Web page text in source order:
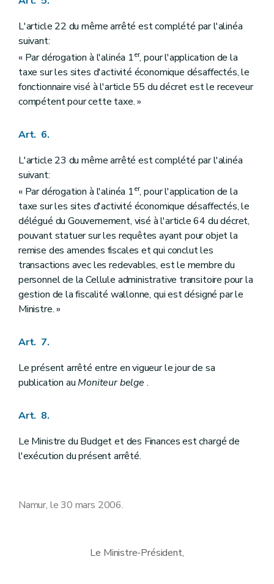
L'article 22 du même arrêté est complété par l'alinéa
suivant:
« Par dérogation à l'alinéa 1er, pour l'application de la
taxe sur les sites d'activité économique désaffectés, le
fonctionnaire visé à l'article 55 du décret est le receveur
compétent pour cette taxe. »
Art. 6.
L'article 23 du même arrêté est complété par l'alinéa
suivant:
« Par dérogation à l'alinéa 1er, pour l'application de la
taxe sur les sites d'activité économique désaffectés, le
délégué du Gouvernement, visé à l'article 64 du décret,
pouvant statuer sur les requêtes ayant pour objet la
remise des amendes fiscales et qui conclut les
transactions avec les redevables, est le membre du
personnel de la Cellule administrative transitoire pour la
gestion de la fiscalité wallonne, qui est désigné par le
Ministre. »
Art. 7.
Le présent arrêté entre en vigueur le jour de sa
publication auMoniteur belge .
Art. 8.
Le Ministre du Budget et des Finances est chargé de
l'exécution du présent arrêté.
Namur, le 30 mars 2006.
Le Ministre-Président,